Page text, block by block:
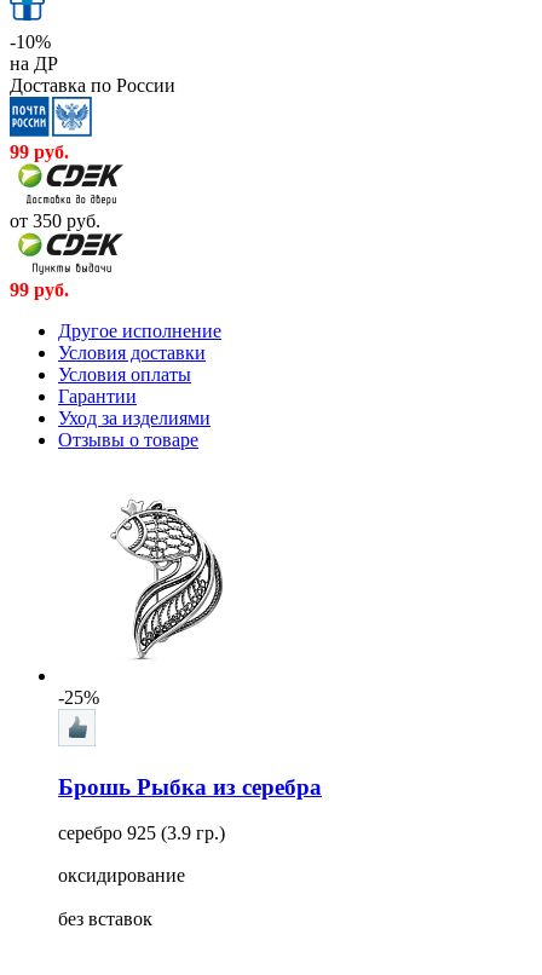
-10%
на ДР
Доставка по России
99 руб.
от 350 руб.
99 руб.
Другое исполнение
Условия доставки
Условия оплаты
Гарантии
Уход за изделиями
Отзывы о товаре
-25%
Брошь Рыбка из серебра
серебро 925 (3.9 гр.)
оксидирование
без вставок